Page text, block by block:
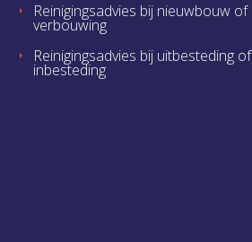
Reinigingsadvies bij nieuwbouw of
verbouwing
Reinigingsadvies bij uitbesteding of
inbesteding